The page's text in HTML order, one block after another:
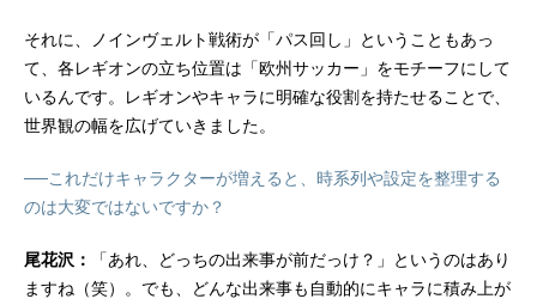
それに、ノインヴェルト戦術が「パス回し」ということもあっ
て、各レギオンの立ち位置は「欧州サッカー」をモチーフにして
いるんです。レギオンやキャラに明確な役割を持たせることで、
世界観の幅を広げていきました。
──これだけキャラクターが増えると、時系列や設定を整理する
のは大変ではないですか？
尾花沢：
「あれ、どっちの出来事が前だっけ？」というのはあり
ますね（笑）。でも、どんな出来事も自動的にキャラに積み上が